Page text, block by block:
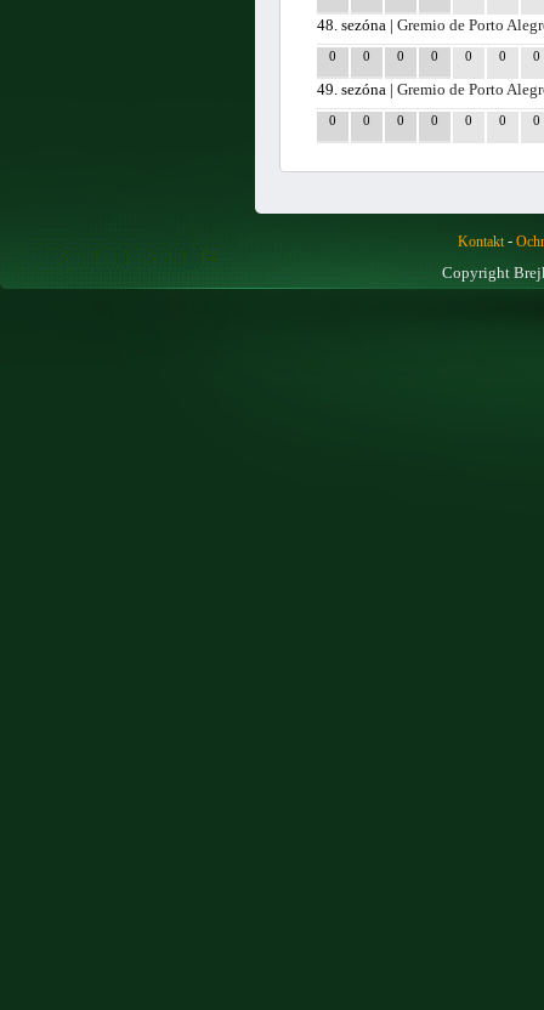
48. sezóna |Gremio de Porto
0 0 0 0 0 0 0
49. sezóna |Gremio de Porto
0 0 0 0 0 0 0
Kontakt-
Copyright